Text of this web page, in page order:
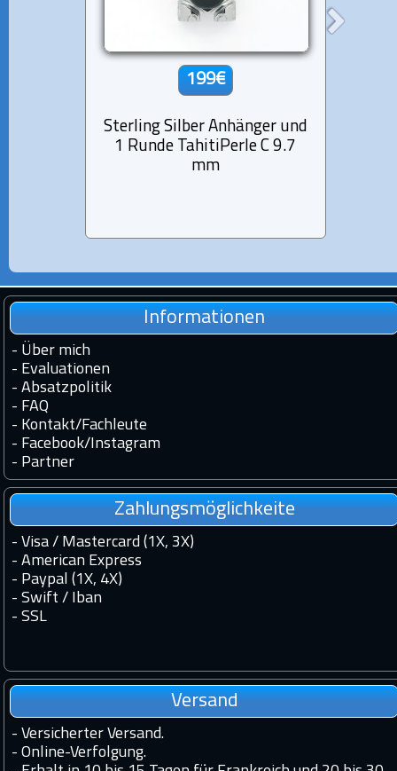
199€
Sterling Silber Anhänger und
1 Runde TahitiPerle C 9.7
mm
Informationen
- Über mich
- Evaluationen
- Absatzpolitik
- FAQ
- Kontakt/Fachleute
- Facebook/Instagram
- Partner
Zahlungsmöglichkeite
- Visa / Mastercard (1X, 3X)
- American Express
- Paypal (1X, 4X)
- Swift / Iban
- SSL
Versand
- Versicherter Versand.
- Online-Verfolgung.